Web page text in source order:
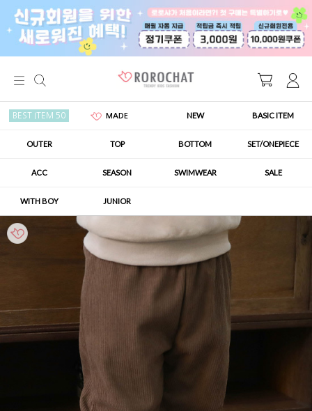
BEST ITEM 50 MADE NEW BASIC ITEM
OUTER TOP BOTTOM SET/ONEPIECE
ACC SEASON SWIMWEAR SALE
WITH BOY JUNIOR